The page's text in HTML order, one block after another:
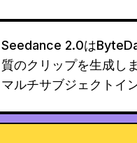
Seedance 2.0は
質のクリップを生成し
マルチサブジェクトイ